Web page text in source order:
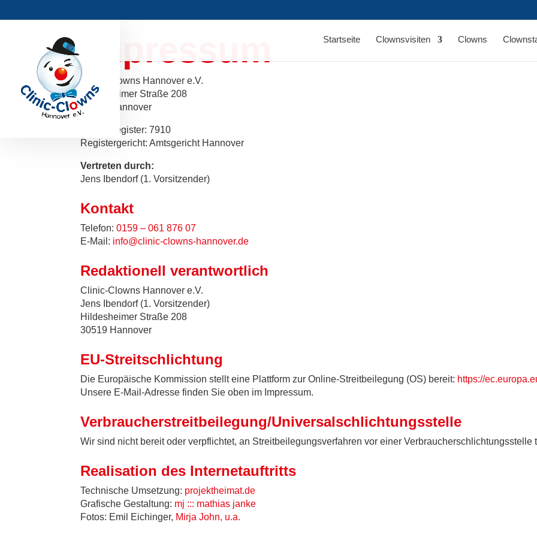
Startseite Clownsvisiten Clowns
Impressum
Clinic-Clowns Hannover e.V.
Hildesheimer Straße 208
30519 Hannover
Vereinsregister: 7910
Registergericht: Amtsgericht Hannover
Vertreten durch:
Jens Ibendorf (1. Vorsitzender)
Kontakt
Telefon:0159 – 061 876 07
E-Mail: info@clinic-clowns-hannover.de
Redaktionell verantwortlich
Clinic-Clowns Hannover e.V.
Jens Ibendorf (1. Vorsitzender)
Hildesheimer Straße 208
30519 Hannover
EU-Streitschlichtung
Die Europäische Kommission stellt eine Plattform zur Online-Streitbeilegung (OS) bereit: https://
Unsere E-Mail-Adresse finden Sie oben im Impressum.
Verbraucher­streit­beilegung/Universal­schlichtungs­stelle
Wir sind nicht bereit oder verpflichtet, an Streitbeilegungsverfahren vor einer Verbraucherschlichtungsstelle
Realisation des Internetauftritts
Technische Umsetzung: projektheimat.de
Grafische Gestaltung: mj ::: mathias janke
Fotos: Emil Eichinger, Mirja John, u.a.